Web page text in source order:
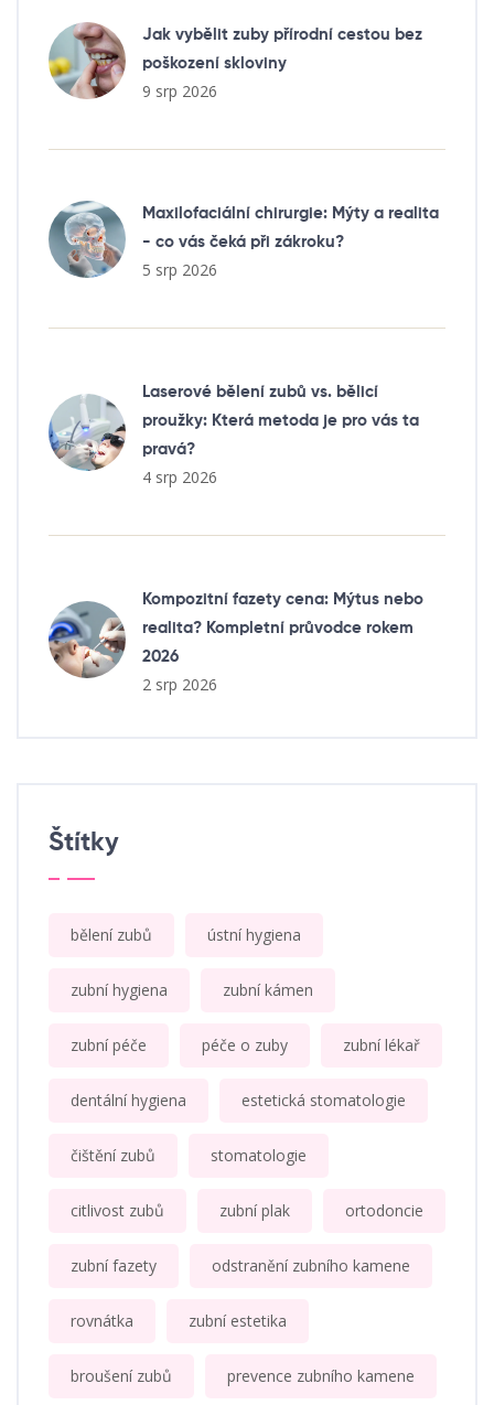
Jak vybělit zuby přírodní cestou bez
poškození skloviny
9 srp 2026
Maxilofaciální chirurgie: Mýty a realita
- co vás čeká při zákroku?
5 srp 2026
Laserové bělení zubů vs. bělicí
proužky: Která metoda je pro vás ta
pravá?
4 srp 2026
Kompozitní fazety cena: Mýtus nebo
realita? Kompletní průvodce rokem
2026
2 srp 2026
Štítky
bělení zubů ústní hygiena
zubní hygiena zubní kámen
zubní péče péče o zuby zubní lékař
dentální hygiena estetická stomatologie
čištění zubů stomatologie
citlivost zubů zubní plak ortodoncie
zubní fazety odstranění zubního kamene
rovnátka zubní estetika
broušení zubů prevence zubního kamene